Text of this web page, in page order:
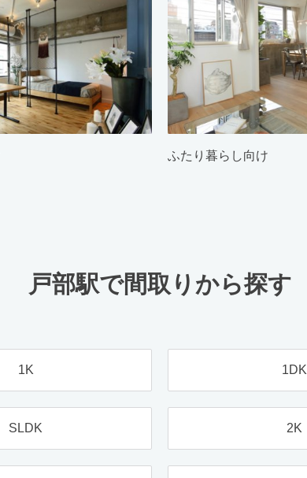
ふたり暮らし向け
戸部駅で間取りから探す
1K 1DK
SLDK 2K